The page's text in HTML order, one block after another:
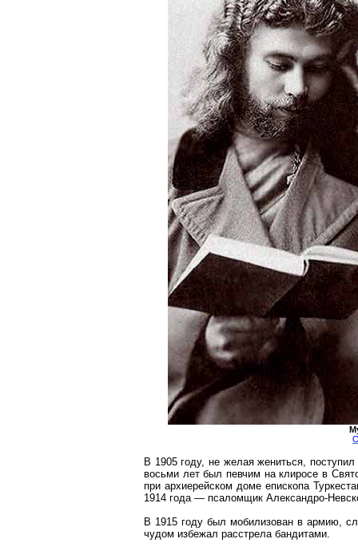
В 1905 году, не желая жениться,
восьми лет был певчим на клиросе в
при архиерейском доме епископа
1914 года — псаломщик Александро-
В 1915 году был мобилизован в армию,
чудом избежал расстрела бандитами.